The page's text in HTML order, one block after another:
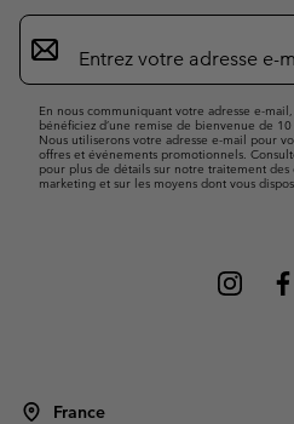
Inscription
par
e-
En nous communiquant votre adresse e-
bénéficiez d’une remise de bienvenue de 10
Nous utiliserons votre adresse e-mail pour
offres et événements promotionnels.
pour plus de détails sur notre traitement des
marketing et sur les moyens dont vous
France